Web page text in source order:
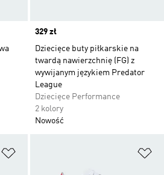
Price
329 zł
Dziecięce buty piłkarskie na
twardą nawierzchnię (FG) z
wywijanym językiem Predator
League
Dziecięce Performance
2 kolory
Nowość